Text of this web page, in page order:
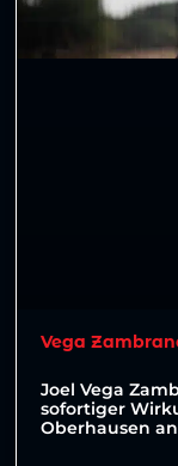
Vega
Joel Vega
sofortiger
Oberhausen